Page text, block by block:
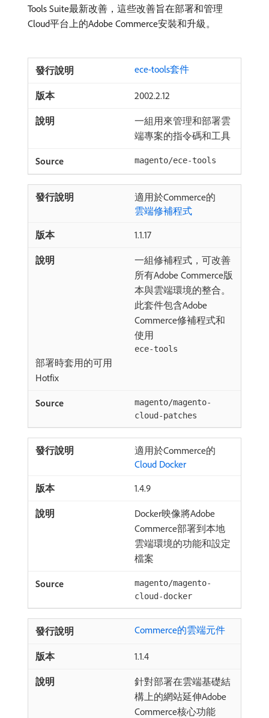
Tools Suite最新改善，這些改善旨在部署和管理
Cloud平台上的Adobe Commerce安裝和升級。
ece-tools套件
2002.2.12
一組用來管理和部署雲
端專案的指令碼和工具
magento/ece-tools
適用於Commerce的
雲端修補程式
1.1.17
一組修補程式，可改善
所有Adobe Commerce版
本與雲端環境的整合。
此套件包含Adobe
Commerce修補程式和
使用
ece-tools
部署時套用的可用
Hotfix
magento/magento-
cloud-patches
適用於Commerce的
Cloud Docker
1.4.9
Docker映像將Adobe
Commerce部署到本地
雲端環境的功能和設定
檔案
magento/magento-
cloud-docker
Commerce的雲端元件
1.1.4
針對部署在雲端基礎結
構上的網站延伸Adobe
Commerce核心功能